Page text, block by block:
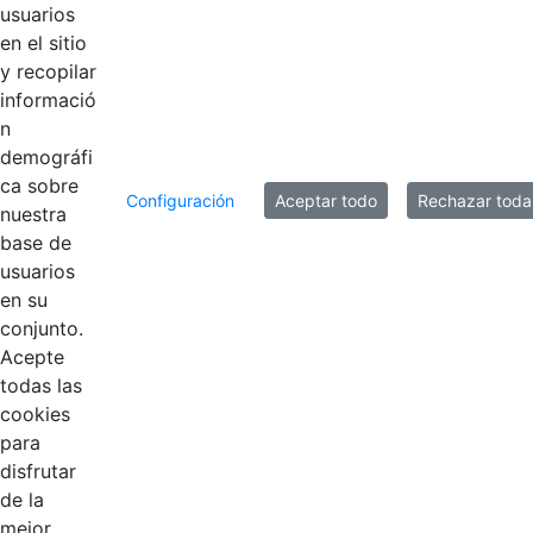
Título
Documentos
_INVITACIÓN
usuarios
en el sitio
y recopilar
informació
n
demográfi
ca sobre
nuestra
base de
usuarios
en su
conjunto.
Acepte
todas las
cookies
para
disfrutar
de la
mejor
Configuración Aceptar todo Rechazar